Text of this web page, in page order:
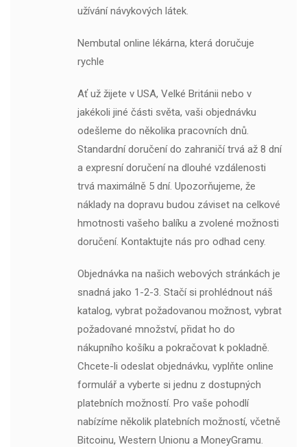
užívání návykových látek.
Nembutal online lékárna, která doručuje
rychle
Ať už žijete v USA, Velké Británii nebo v
jakékoli jiné části světa, vaši objednávku
odešleme do několika pracovních dnů.
Standardní doručení do zahraničí trvá až 8 dní
a expresní doručení na dlouhé vzdálenosti
trvá maximálně 5 dní. Upozorňujeme, že
náklady na dopravu budou záviset na celkové
hmotnosti vašeho balíku a zvolené možnosti
doručení. Kontaktujte nás pro odhad ceny.
Objednávka na našich webových stránkách je
snadná jako 1-2-3. Stačí si prohlédnout náš
katalog, vybrat požadovanou možnost, vybrat
požadované množství, přidat ho do
nákupního košíku a pokračovat k pokladně.
Chcete-li odeslat objednávku, vyplňte online
formulář a vyberte si jednu z dostupných
platebních možností. Pro vaše pohodlí
nabízíme několik platebních možností, včetně
Bitcoinu, Western Unionu a MoneyGramu.